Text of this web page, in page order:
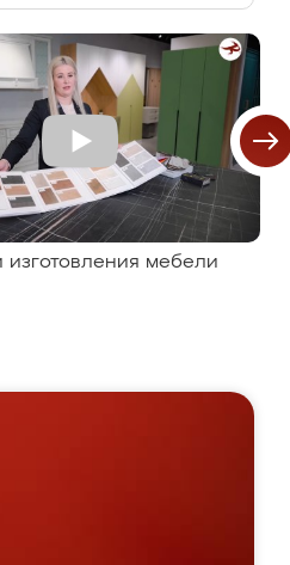
изготовления мебели